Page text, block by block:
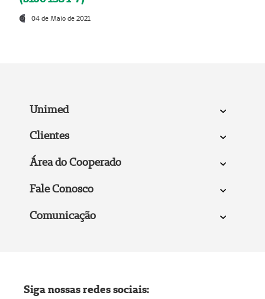
04 de Maio de 2021
Unimed
Clientes
Área do Cooperado
Fale Conosco
Comunicação
Siga nossas redes sociais: